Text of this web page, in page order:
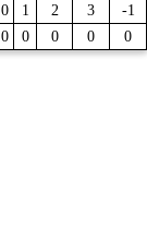
0 1 2 3
-1
0 0 0 0 0